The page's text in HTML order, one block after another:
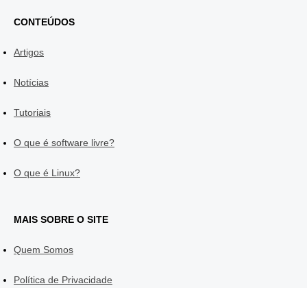
CONTEÚDOS
Artigos
Notícias
Tutoriais
O que é software livre?
O que é Linux?
MAIS SOBRE O SITE
Quem Somos
Política de Privacidade